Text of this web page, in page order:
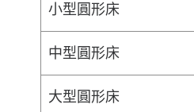
小型圓形床
中型圓形床
大型圓形床